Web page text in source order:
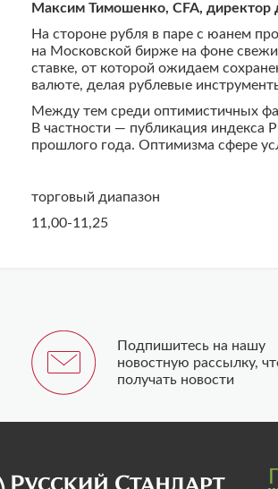
Максим Тимошенко, CFA, директор
На стороне рубля в паре с юанем
на Московской бирже на фоне
ставке, от которой ожидаем
валюте, делая рублевые
Между тем среди оптимистичных
В частности — публикация индекса
прошлого года. Оптимизма сфере
торговый диапазон
11,00-11,25
Подпишитесь на нашу
новостную рассылку,
получать новости